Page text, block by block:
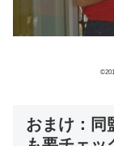
おまけ：同